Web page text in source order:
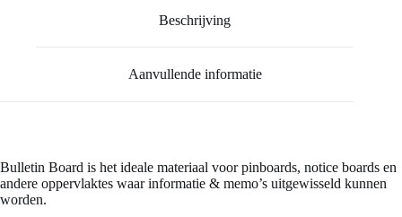
Beschrijving
Aanvullende informatie
Bulletin Board is het ideale materiaal voor pinboards, notice boards en
andere oppervlaktes waar informatie & memo’s uitgewisseld kunnen
worden.